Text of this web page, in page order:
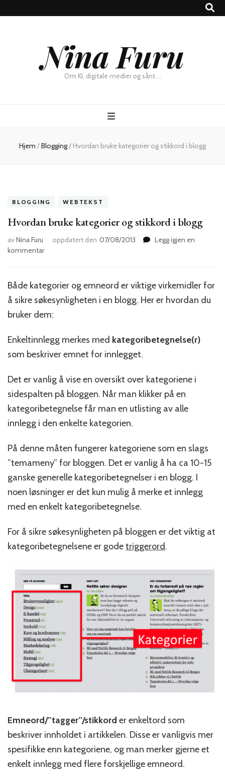
Nina Furu
Om KI, digitale medier og sånt …
Hjem /Blogging/ Hvordan bruke kategorier og stikkord i blogg
BLOGGING WEBTEKST
Hvordan bruke kategorier og stikkord i blogg
avNina Furu oppdatert den 07/08/2013
Legg igjen en
kommentartil
kategorier
og
stikkord
i
Både kategorier og emneord er viktige virkemidler for
å sikre søkesynligheten i en blogg. Her er hvordan du
bruker dem:
Enkeltinnlegg merkes med kategoribetegnelse(r)
som beskriver emnet for innlegget.
Det er vanlig å vise en oversikt over kategoriene i
sidespalten på bloggen. Når man klikker på en
kategoribetegnelse får man en utlisting av alle
innlegg i den enkelte kategorien.
På denne måten fungerer kategoriene som en slags
”temameny” for bloggen. Det er vanlig å ha ca 10-15
ganske generelle kategoribetegnelser i en blogg. I
noen løsninger er det kun mulig å merke et innlegg
med en enkelt kategoribetegnelse.
For å sikre søkesynligheten på bloggen er det viktig at
kategoribetegnelsene er godetriggerord.
Emneord/”tagger”/stikkord er enkeltord som
beskriver innholdet i artikkelen. Disse er vanligvis mer
spesifikke enn kategoriene, og man merker gjerne et
enkelt innlegg med flere forskjellige emneord.